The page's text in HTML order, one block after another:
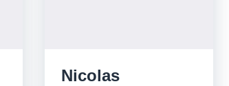
Nicolas